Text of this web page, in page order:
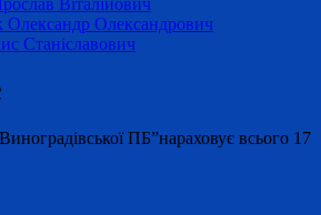
Віталійович
Олександр Олександрович
Станіславович
ПБ”нараховує всього 17